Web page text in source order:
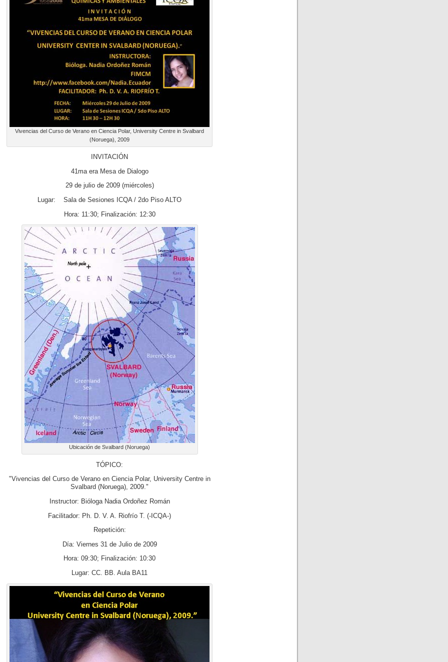
Vivencias del Curso de Verano en Ciencia Polar, University Centre in Svalbard
(Noruega), 2009
INVITACIÓN
41ma era Mesa de Dialogo
29 de julio de 2009 (miércoles)
Lugar: Sala de Sesiones ICQA / 2do Piso ALTO
Hora: 11:30; Finalización: 12:30
Ubicación de Svalbard (Noruega)
TÓPICO:
"Vivencias del Curso de Verano en Ciencia Polar, University Centre in
Svalbard (Noruega), 2009."
Instructor: Bióloga Nadia Ordoñez Román
Facilitador: Ph. D. V. A. Riofrío T. (-ICQA-)
Repetición:
Día: Viernes 31 de Julio de 2009
Hora: 09:30; Finalización: 10:30
Lugar: CC. BB. Aula BA11